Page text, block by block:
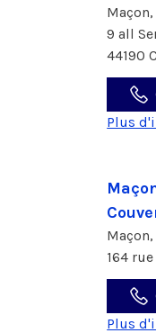
Maçon,
9 all
44190
Plus
Maçon,
164
Plus